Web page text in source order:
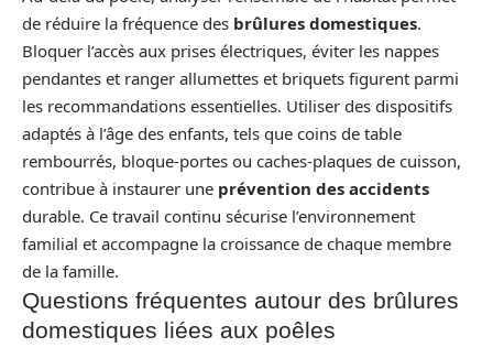
de réduire la fréquence des brûlures domestiques.
Bloquer l’accès aux prises électriques, éviter les nappes
pendantes et ranger allumettes et briquets figurent parmi
les recommandations essentielles. Utiliser des dispositifs
adaptés à l’âge des enfants, tels que coins de table
rembourrés, bloque-portes ou caches-plaques de cuisson,
contribue à instaurer une prévention des accidents
durable. Ce travail continu sécurise l’environnement
familial et accompagne la croissance de chaque membre
de la famille.
Questions fréquentes autour des brûlures
domestiques liées aux poêles